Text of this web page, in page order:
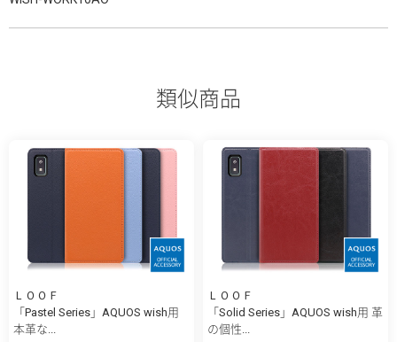
類似商品
ＬＯＯＦ
「Pastel Series」AQUOS wish用
本革な...
ＬＯＯＦ
「Solid Series」AQUOS wish用 革
の個性...